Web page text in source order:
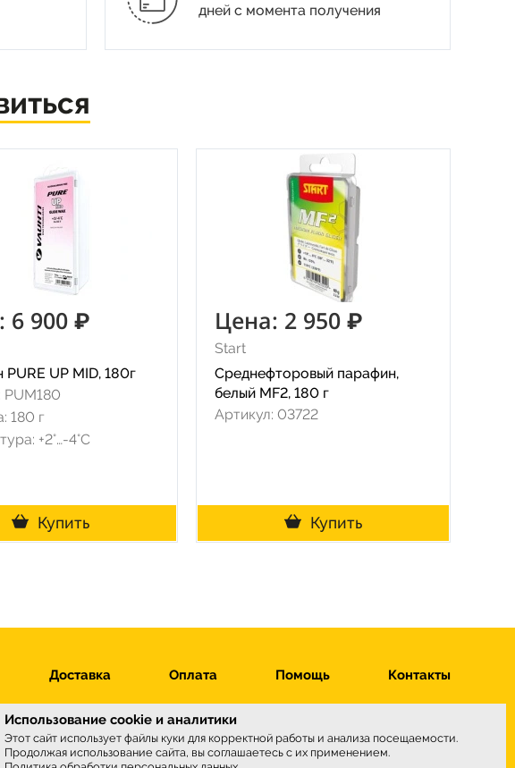
дней с момента получения
6 900 ₽
UP MID, 180г
PUM180
180 г
+2°…-4°C
Купить
Цена: 2 950 ₽
Start
Среднефторовый парафин,
белый MF2, 180 г
Артикул: 03722
Купить
Доставка Оплата Помощь Контакты
71
Мы принимаем
Использование cookie и аналитики
Этот сайт использует файлы куки для корректной работы и анализа посещаемости.
Продолжая использование сайта, вы соглашаетесь с их применением.